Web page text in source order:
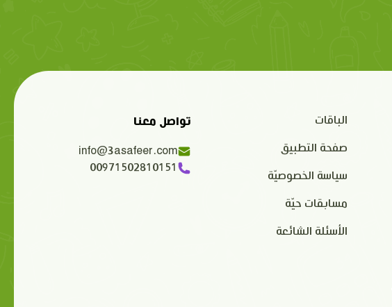
الباقات
صفحة التطبيق
سياسة الخصوصيّة
مسابقات حيّة
الأسئلة الشائعة
تواصل معنا
info@3asafeer.com
00971502810151